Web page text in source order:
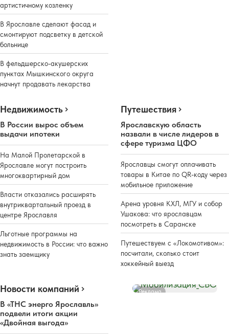
артистичному козленку
В Ярославле сделают фасад и
смонтируют подсветку в детской
больнице
В фельдшерско-акушерских
пунктах Мышкинского округа
начнут продавать лекарства
Недвижимость
В России вырос объем
выдачи ипотеки
На Малой Пролетарской в
Ярославле могут построить
многоквартирный дом
Власти отказались расширять
внутриквартальный проезд в
центре Ярославля
Льготные программы на
недвижимость в России: что важно
знать заемщику
Путешествия
Ярославскую область
назвали в числе лидеров в
сфере туризма ЦФО
Ярославцы смогут оплачивать
товары в Китае по QR-коду через
мобильное приложение
Арена уровня КХЛ, МГУ и собор
Ушакова: что ярославцам
посмотреть в Саранске
Путешествуем с «Локомотивом»:
посчитали, сколько стоит
хоккейный выезд
Новости компаний
В «ТНС энерго Ярославль»
подвели итоги акции
«Двойная выгода»
Реклама